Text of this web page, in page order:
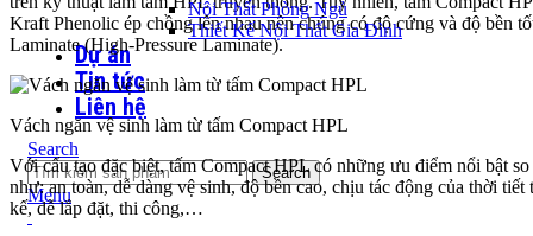
Nội Thất Phòng Ngủ
Thiết Kế Nội Thất Gia Đình
Dự án
Tin tức
Liên hệ
Search
Search
Menu
Kraft Phenolic ép chồng lên nhau nên chúng có độ cứng và độ bền
Laminate (High-Pressure Laminate).
Vách ngăn vệ sinh làm từ tấm Compact HPL
Với cấu tạo đặc biệt, tấm Compact HPL có những ưu điểm nổi bật
như: an toàn, dễ dàng vệ sinh, độ bền cao, chịu tác động của thời tiết
kế, dễ lắp đặt, thi công,…